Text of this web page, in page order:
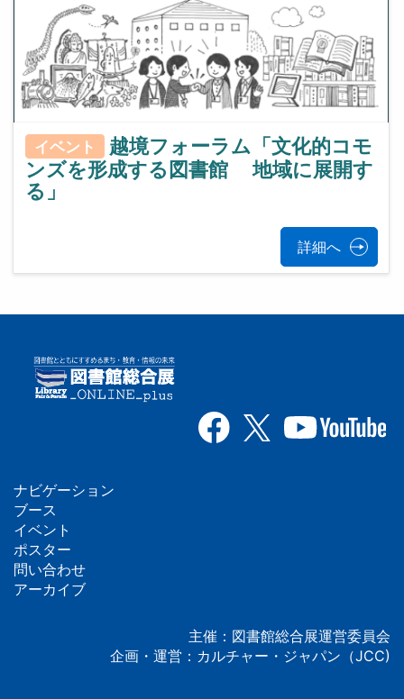
イベント
越境フォーラム「文化的コモ
ンズを形成する図書館 地域に展開す
る」
詳細へ
フ
ッ
タ
ナビゲーション
ブース
イベント
ポスター
問い合わせ
アーカイブ
主催：図書館総合展運営委員会
企画・運営：カルチャー・ジャパン（JCC)